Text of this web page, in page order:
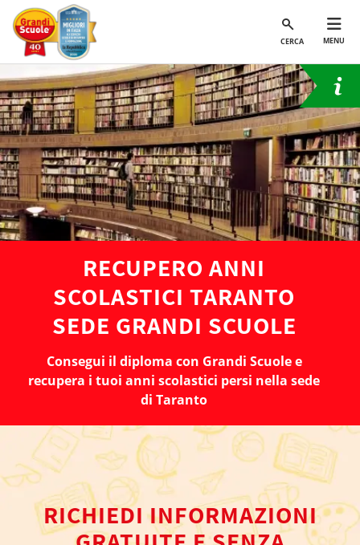
CERCA MENU
RECUPERO ANNI
SCOLASTICI TARANTO
SEDE GRANDI SCUOLE
Consegui il diploma con Grandi Scuole e
recupera i tuoi anni scolastici persi nella sede
di Taranto
RICHIEDI INFORMAZIONI